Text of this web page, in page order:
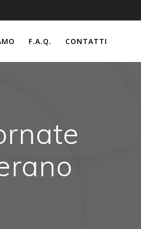
F.A.Q. CONTATTI